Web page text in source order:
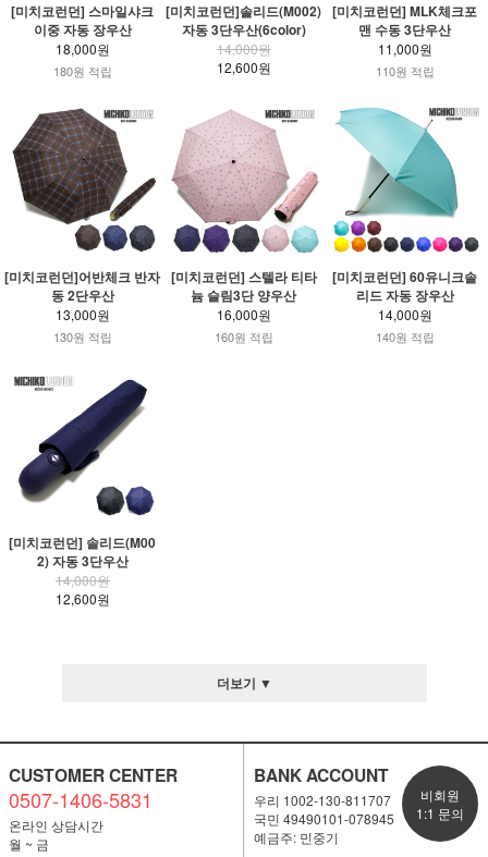
[미치코런던] 스마일샤크
이중 자동 장우산
18,000원
180원 적립
[미치코런던]솔리드(M002)
자동 3단우산(6color)
14,000원
12,600원
[미치코런던] MLK체크포
맨 수동 3단우산
11,000원
110원 적립
[미치코런던]어반체크 반자
동 2단우산
13,000원
130원 적립
[미치코런던] 스텔라 티타
늄 슬림3단 양우산
16,000원
160원 적립
[미치코런던] 60유니크솔
리드 자동 장우산
14,000원
140원 적립
[미치코런던] 솔리드(M00
2) 자동 3단우산
14,000원
12,600원
더보기 ▼
CUSTOMER CENTER
0507-1406-5831
온라인 상담시간
월 ~ 금
BANK ACCOUNT
우리 1002-130-811707
국민 49490101-078945
예금주: 민중기
비회원
1:1 문의